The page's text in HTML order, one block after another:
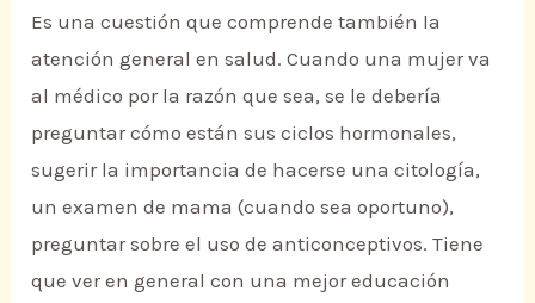
Es una cuestión que comprende también la
atención general en salud. Cuando una mujer va
al médico por la razón que sea, se le debería
preguntar cómo están sus ciclos hormonales,
sugerir la importancia de hacerse una citología,
un examen de mama (cuando sea oportuno),
preguntar sobre el uso de anticonceptivos. Tiene
que ver en general con una mejor educación